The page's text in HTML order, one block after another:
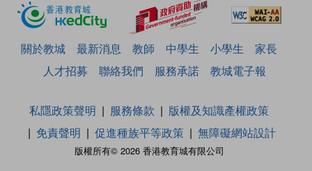
關於教城 最新消息 教師 中學生 小學生
家長
人才招募
聯絡我們 服務承諾 教城電子報
版權所有© 2026 香港教育城有限公司
私隱政策聲明 服務條款
版權及知識產權政策
免責聲明
促進種族平等政策 無障礙網站設計